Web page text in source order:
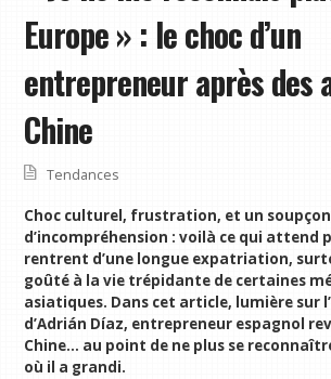
Europe » : le choc d’un
entrepreneur après des
Chine
Tendances
Choc culturel, frustration, et un soupçon
d’incompréhension : voilà ce qui attend
rentrent d’une longue expatriation,
goûté à la vie trépidante de certaines
asiatiques. Dans cet article, lumière sur
d’Adrián Díaz, entrepreneur espagnol
Chine… au point de ne plus se
où il a grandi.